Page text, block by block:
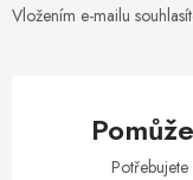
Vložením e-mailu